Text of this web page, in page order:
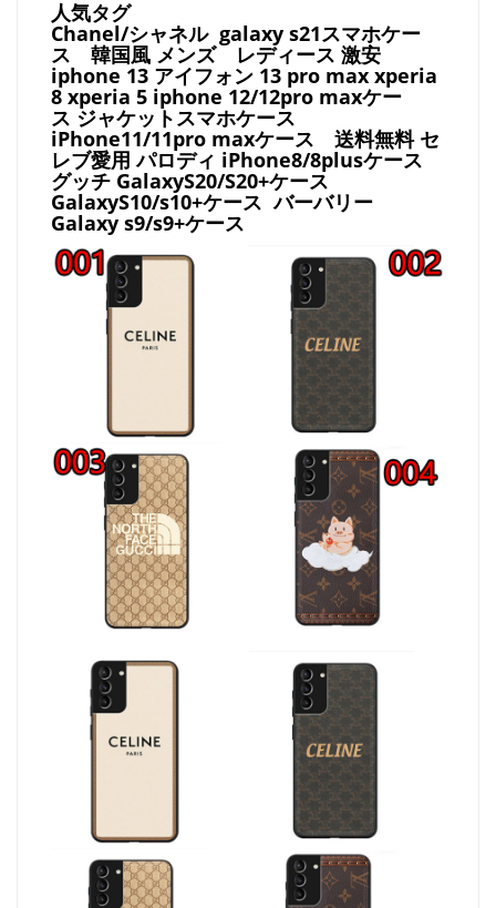
人気タグ
Chanel/シャネル galaxy s21スマホケー
ス 韓国風 メンズ レディース 激安
iphone 13 アイフォン 13 pro max xperia
8 xperia 5 iphone 12/12pro maxケー
ス ジャケットスマホケース
iPhone11/11pro maxケース 送料無料 セ
レブ愛用 パロディ iPhone8/8plusケース
グッチ GalaxyS20/S20+ケース
GalaxyS10/s10+ケース バーバリー
Galaxy s9/s9+ケース